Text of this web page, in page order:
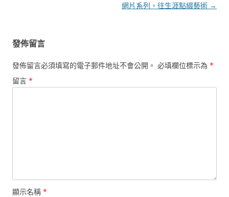
網片系列，往生涯點綴藝術 →
發佈留言
發佈留言必須填寫的電子郵件地址不會公開。 必填欄位標示為 *
留言 *
顯示名稱 *